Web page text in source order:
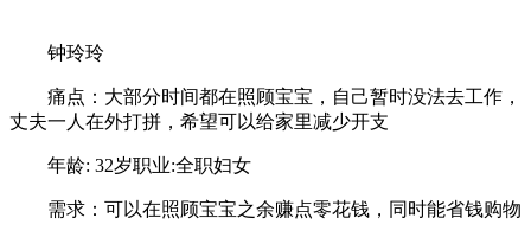
钟玲玲
痛点：大部分时间都在照顾宝宝，自己暂时没法去工作，
丈夫一人在外打拼，希望可以给家里减少开支
年龄: 32岁职业:全职妇女
需求：可以在照顾宝宝之余赚点零花钱，同时能省钱购物